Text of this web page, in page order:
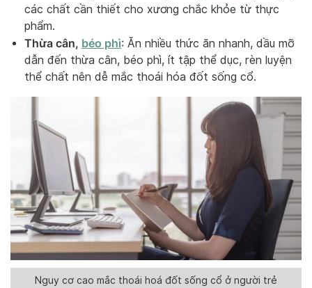
các chất cần thiết cho xương chắc khỏe từ thực
phẩm.
Thừa cân, béo phì: Ăn nhiều thức ăn nhanh, dầu mỡ
dẫn đến thừa cân, béo phì, ít tập thể dục, rèn luyện
thể chất nên dễ mắc thoái hóa đốt sống cổ.
Nguy cơ cao mắc thoái hoá đốt sống cổ ở người trẻ